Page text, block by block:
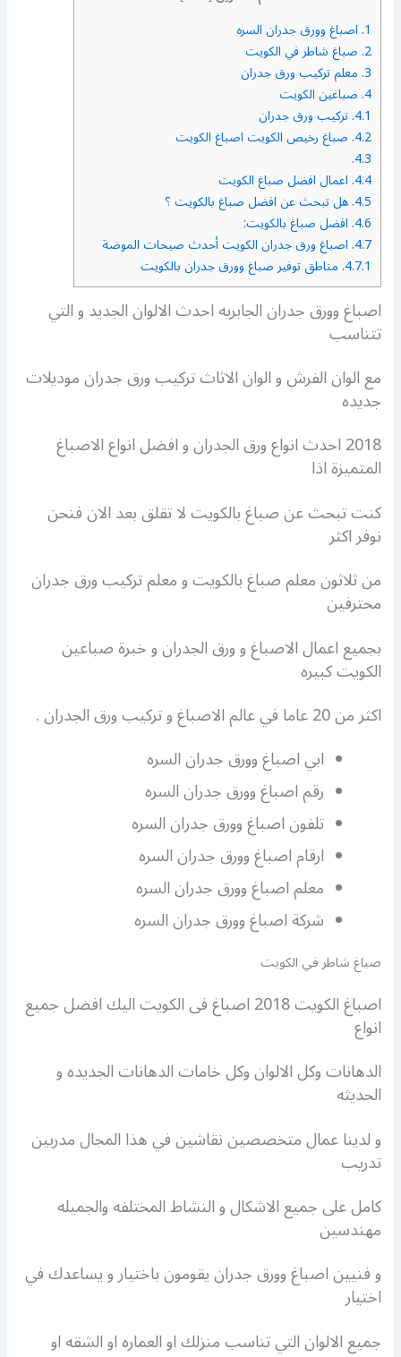
1. اصباغ وورق جدران السره
2. صباغ شاطر في الكويت
3. معلم تركيب ورق جدران
4. صباغين الكويت
4.1. تركيب ورق جدران
4.2. صباغ رخيص الكويت اصباغ الكويت
4.3.
4.4. اعمال افضل صباغ الكويت
4.5. هل تبحث عن افضل صباغ بالكويت ؟
4.6. افضل صباغ بالكويت:
4.7. اصباغ ورق جدران الكويت أحدث صيحات الموضة
4.7.1. مناطق توفير صباغ وورق جدران بالكويت
اصباغ وورق جدران الجابريه احدث الالوان الجديد و التي
تتناسب
مع الوان الفرش و الوان الاثاث تركيب ورق جدران موديلات
جديده
2018 احدث انواع ورق الجدران و افضل انواع الاصباغ
المتميزة اذا
كنت تبحث عن صباغ بالكويت لا تقلق بعد الان فنحن
نوفر اكثر
من ثلاثون معلم صباغ بالكويت و معلم تركيب ورق جدران
محترفين
بجميع اعمال الاصباغ و ورق الجدران و خبرة صباعين
الكويت كبيره
اكثر من 20 عاما في عالم الاصباغ و تركيب ورق الجدران .
ابي اصباغ وورق جدران السره
رقم اصباغ وورق جدران السره
تلفون اصباغ وورق جدران السره
ارقام اصباغ وورق جدران السره
معلم اصباغ وورق جدران السره
شركة اصباغ وورق جدران السره
صباغ شاطر في الكويت
اصباغ الكويت 2018 اصباغ فى الكويت اليك افضل جميع
انواع
الدهانات وكل الالوان وكل خامات الدهانات الجديده و
الحديثه
و لدينا عمال متخصصين نقاشين في هذا المجال مدربين
تدريب
كامل على جميع الاشكال و النشاط المختلفه والجميله
مهندسين
و فنيين اصباغ وورق جدران يقومون باختيار و يساعدك في
اختيار
جميع الالوان التي تناسب منزلك او العماره او الشقه او